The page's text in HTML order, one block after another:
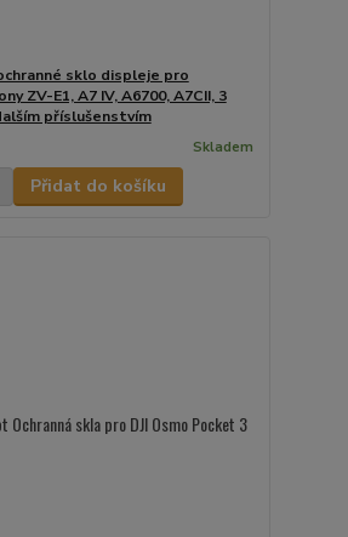
sklo displeje pro
ZV-E1, A7 IV, A6700, A7CII, 3
příslušenstvím
Skladem
Přidat do košíku